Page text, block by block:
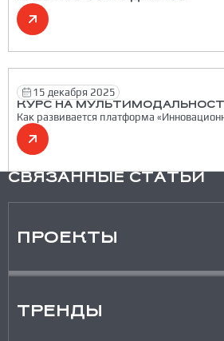
15 декабря 2025
КУРС НА
Как развивается платформа
СВЯЗАННЫЕ СТАТЬИ
ПРОЕКТЫ
ТРЕНДЫ